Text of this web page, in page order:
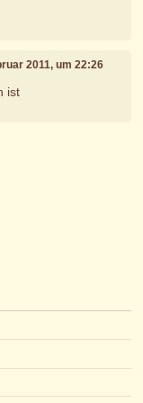
2011, um 22:26
ist